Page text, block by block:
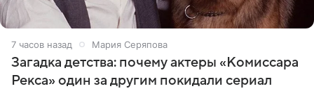
7 часов назад Мария Серяпова
Загадка детства: почему актеры «Комиссара
Рекса» один за другим покидали сериал